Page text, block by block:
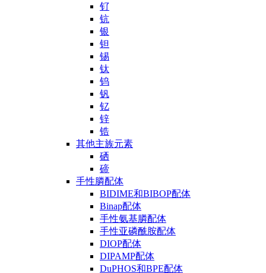
钌
钪
银
钽
锡
钛
钨
钒
钇
锌
锆
其他主族元素
硒
碲
手性膦配体
BIDIME和BIBOP配体
Binap配体
手性氨基膦配体
手性亚磷酰胺配体
DIOP配体
DIPAMP配体
DuPHOS和BPE配体